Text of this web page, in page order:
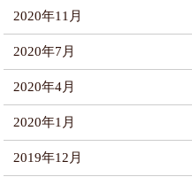
2020年11月
2020年7月
2020年4月
2020年1月
2019年12月